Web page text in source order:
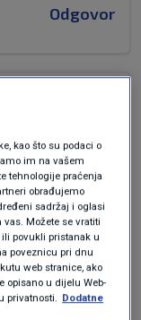
Odgovor
zatečen
u
svaka riječ
koja je
ja ovaj puta
kao što su podaci o
im na vašem
tehnologije praćenja
obrađujemo
sadržaj i oglasi
Možete se vratiti
povukli pristanak u
poveznicu pri dnu
web stranice, ako
opisano u dijelu Web-
privatnosti.
Dodatne